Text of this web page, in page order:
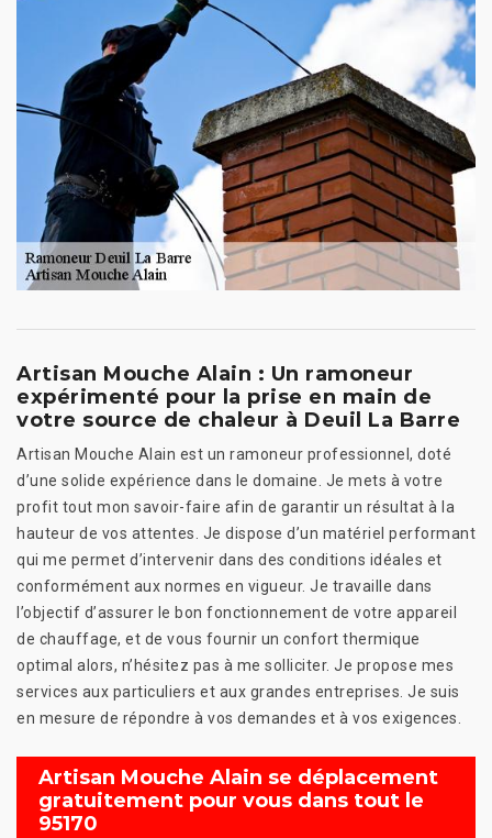
Artisan Mouche Alain : Un ramoneur
expérimenté pour la prise en main de
votre source de chaleur à Deuil La Barre
Artisan Mouche Alain est un ramoneur professionnel, doté
d’une solide expérience dans le domaine. Je mets à votre
profit tout mon savoir-faire afin de garantir un résultat à la
hauteur de vos attentes. Je dispose d’un matériel performant
qui me permet d’intervenir dans des conditions idéales et
conformément aux normes en vigueur. Je travaille dans
l’objectif d’assurer le bon fonctionnement de votre appareil
de chauffage, et de vous fournir un confort thermique
optimal alors, n’hésitez pas à me solliciter. Je propose mes
services aux particuliers et aux grandes entreprises. Je suis
en mesure de répondre à vos demandes et à vos exigences.
Artisan Mouche Alain se déplacement
gratuitement pour vous dans tout le
95170